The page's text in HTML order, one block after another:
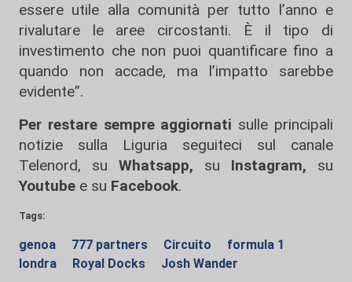
essere utile alla comunità per tutto l’anno e
rivalutare le aree circostanti. È il tipo di
investimento che non puoi quantificare fino a
quando non accade, ma l’impatto sarebbe
evidente”.
Per restare sempre aggiornati sulle principali
notizie sulla Liguria seguiteci sul canale
Telenord, su
Whatsapp, su Instagram, su
Youtube e su Facebook.
Tags:
genoa 777 partners Circuito
formula 1
londra
Royal Docks Josh Wander